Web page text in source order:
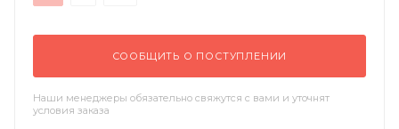
СООБЩИТЬ О ПОСТУПЛЕНИИ
Наши менеджеры обязательно свяжутся с вами и уточнят
условия заказа